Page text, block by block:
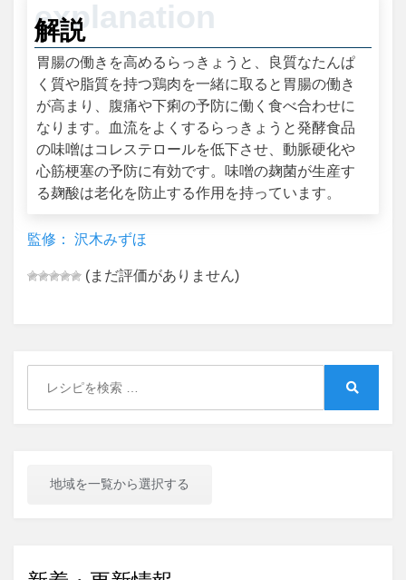
解説
胃腸の働きを高めるらっきょうと、良質なたんぱ
く質や脂質を持つ鶏肉を一緒に取ると胃腸の働き
が高まり、腹痛や下痢の予防に働く食べ合わせに
なります。血流をよくするらっきょうと発酵食品
の味噌はコレステロールを低下させ、動脈硬化や
心筋梗塞の予防に有効です。味噌の麹菌が生産す
る麹酸は老化を防止する作用を持っています。
監修： 沢木みずほ
(まだ評価がありません)
地域を一覧から選択する